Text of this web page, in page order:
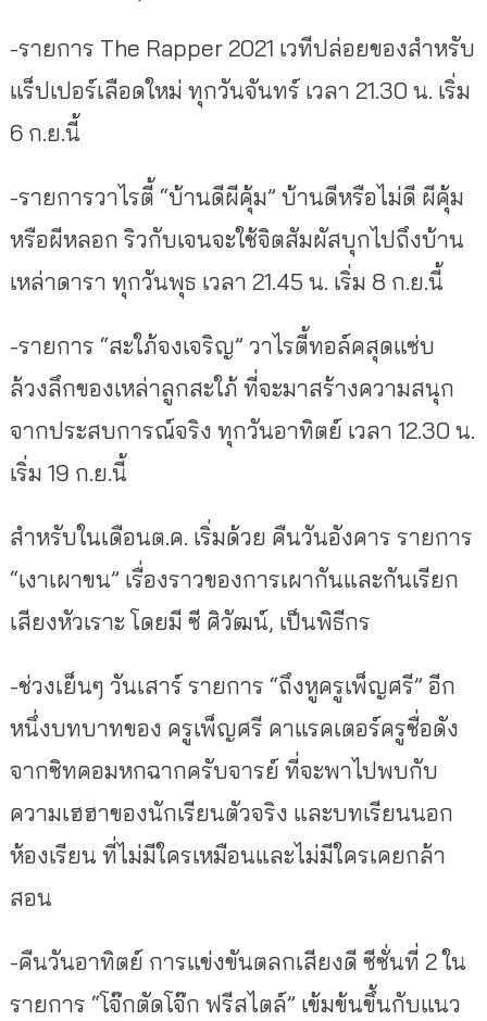
-รายการ The Rapper 2021 เวทีปล่อยของสำหรับ
แร็ปเปอร์เลือดใหม่ ทุกวันจันทร์ เวลา 21.30 น. เริ่ม
6 ก.ย.นี้
-รายการวาไรตี้ “บ้านดีผีคุ้ม” บ้านดีหรือไม่ดี ผีคุ้ม
หรือผีหลอก ริวกับเจนจะใช้จิตสัมผัสบุกไปถึงบ้าน
เหล่าดารา ทุกวันพุธ เวลา 21.45 น. เริ่ม 8 ก.ย.นี้
-รายการ “สะใภ้จงเจริญ” วาไรตี้ทอล์คสุดแซ่บ
ล้วงลึกของเหล่าลูกสะใภ้ ที่จะมาสร้างความสนุก
จากประสบการณ์จริง ทุกวันอาทิตย์ เวลา 12.30 น.
เริ่ม 19 ก.ย.นี้
สำหรับในเดือนต.ค. เริ่มด้วย คืนวันอังคาร รายการ
“เงาเผาขน” เรื่องราวของการเผากันและกันเรียก
เสียงหัวเราะ โดยมี ซี ศิวัฒน์, เป็นพิธีกร
-ช่วงเย็นๆ วันเสาร์ รายการ “ถึงหูครูเพ็ญศรี” อีก
หนึ่งบทบาทของ ครูเพ็ญศรี คาแรคเตอร์ครูชื่อดัง
จากซิทคอมหกฉากครับจารย์ ที่จะพาไปพบกับ
ความเฮฮาของนักเรียนตัวจริง และบทเรียนนอก
ห้องเรียน ที่ไม่มีใครเหมือนและไม่มีใครเคยกล้า
สอน
-คืนวันอาทิตย์ การแข่งขันตลกเสียงดี ซีซั่นที่ 2 ใน
รายการ “โจ๊กตัดโจ๊ก ฟรีสไตล์” เข้มข้นขึ้นกับแนว